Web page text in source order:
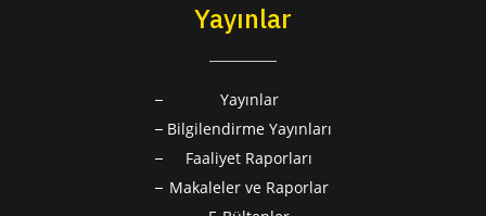
Yayınlar
Yayınlar
Bilgilendirme Yayınları
Faaliyet Raporları
Makaleler ve Raporlar